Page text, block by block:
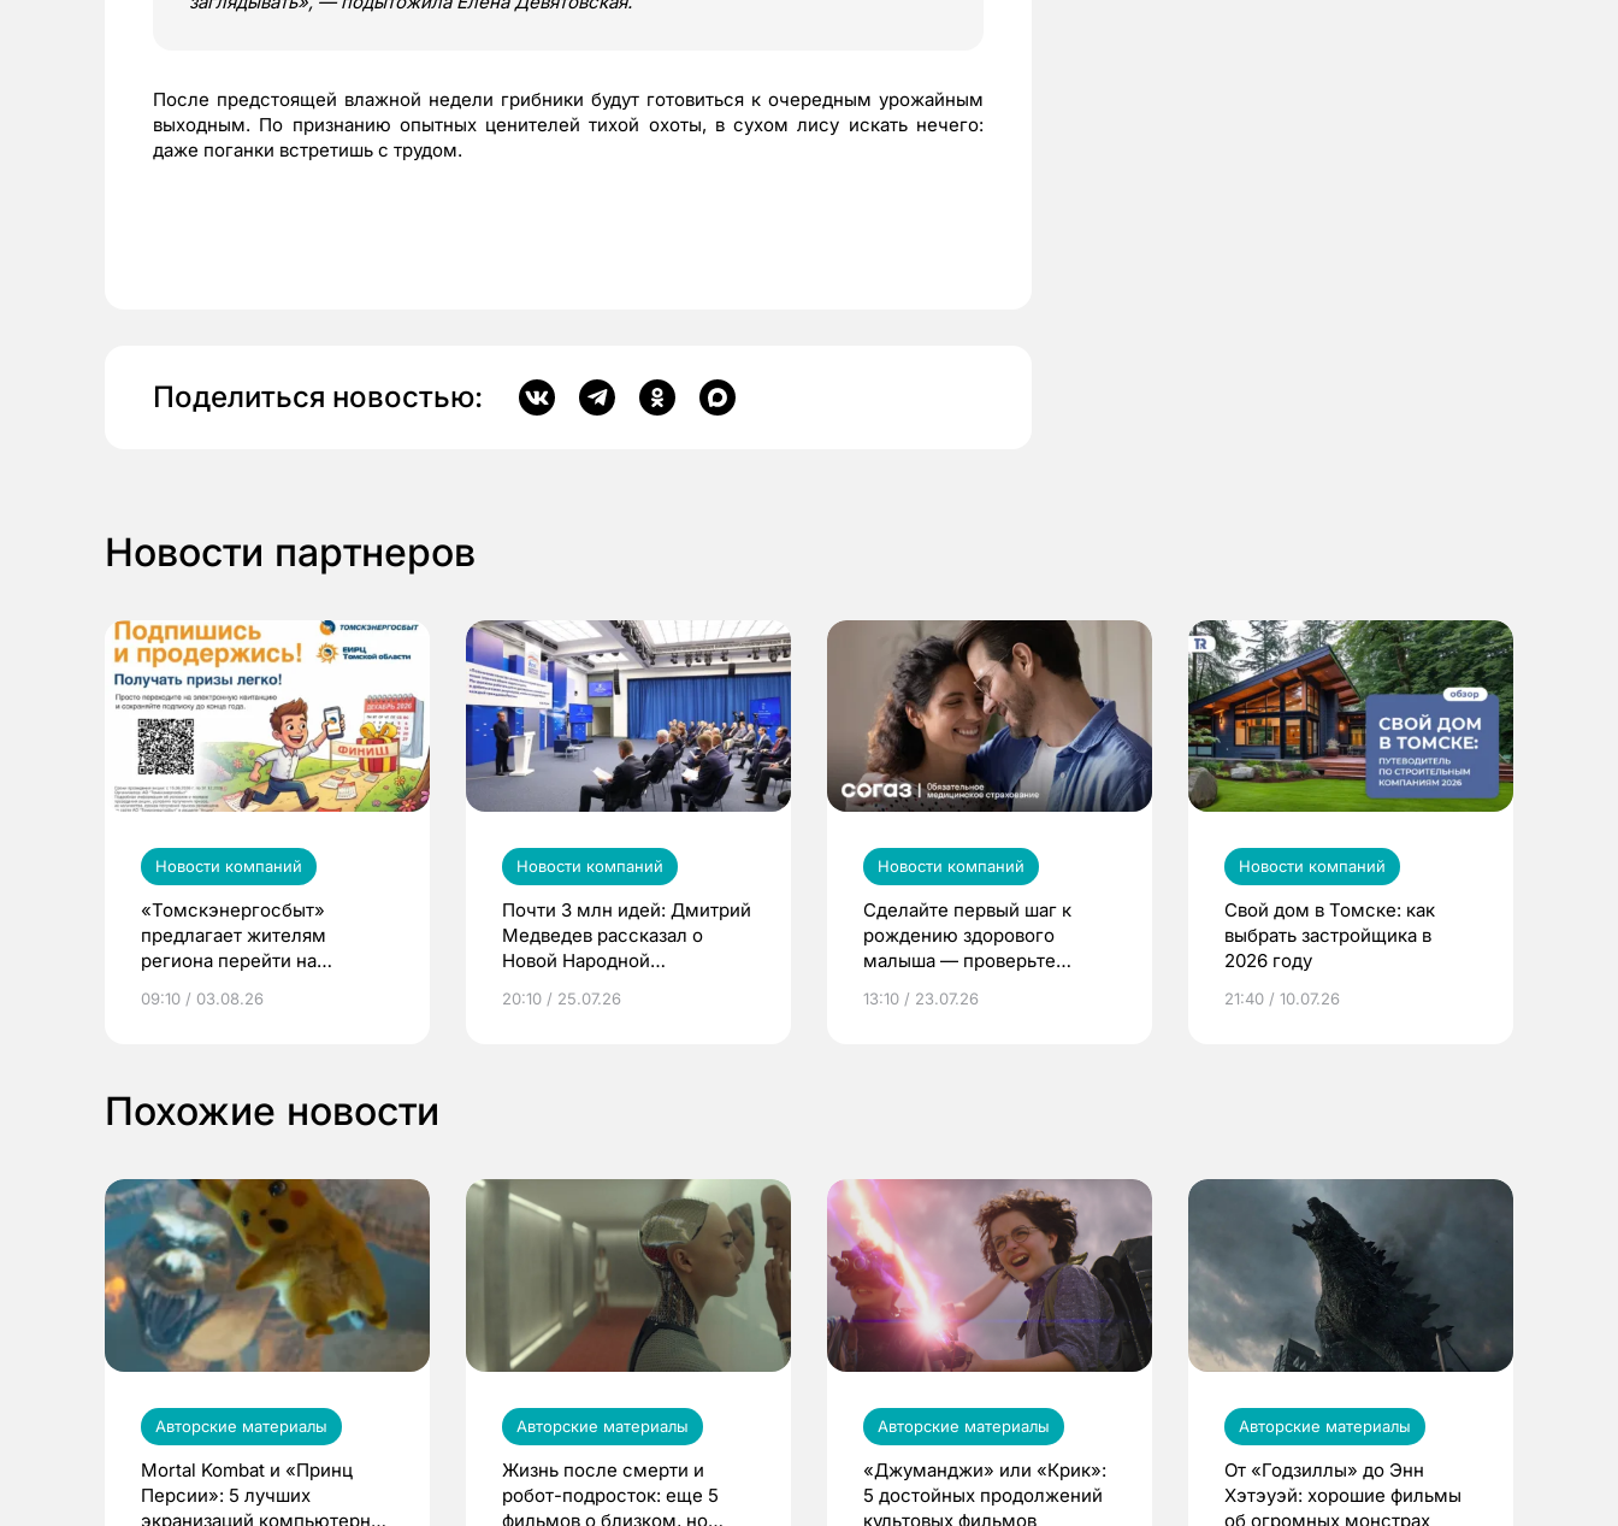
После предстоящей влажной недели грибники будут готовиться к очередным урожайным
выходным. По признанию опытных ценителей тихой охоты, в сухом лису искать нечего:
даже поганки встретишь с трудом.
Поделиться новостью:
Новости партнеров
Новости компаний
«Томскэнергосбыт»
предлагает жителям
региона перейти на
выиграть призы
09:10 / 03.08.26
Новости компаний
Почти 3 млн идей: Дмитрий
Медведев рассказал о
Новой Народной
20:10 / 25.07.26
Новости компаний
Сделайте первый шаг к
рождению здорового
малыша — проверьте
по ОМС!
13:10 / 23.07.26
Новости компаний
Свой дом в Томске: как
выбрать застройщика в
2026 году
21:40 / 10.07.26
Похожие новости
Авторские материалы
Mortal Kombat и «Принц
Персии»: 5 лучших
экранизаций компьютерных
Авторские материалы
Жизнь после смерти и
робот-подросток: еще 5
фильмов о близком, но
Авторские материалы
«Джуманджи» или «Крик»:
5 достойных продолжений
культовых фильмов
Авторские материалы
От «Годзиллы» до Энн
Хэтэуэй: хорошие фильмы
об огромных монстрах